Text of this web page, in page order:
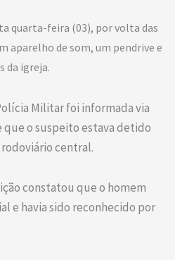
quarta-feira (03), por volta das
aparelho de som, um pendrive e
da igreja.
Militar foi informada via
que o suspeito estava detido
central.
constatou que o homem
e havia sido reconhecido por